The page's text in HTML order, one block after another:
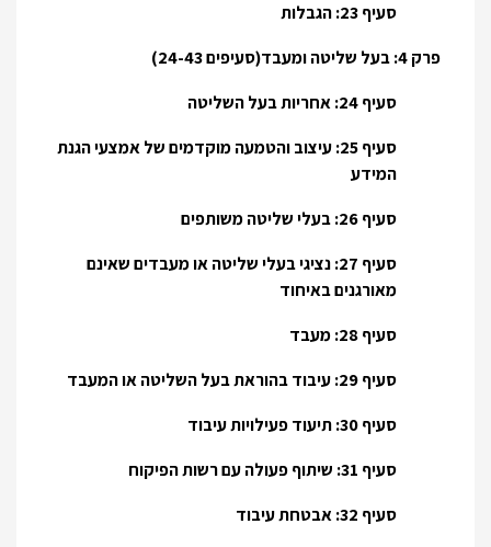
סעיף 23: הגבלות
פרק 4: בעל שליטה ומעבד(סעיפים 24-43)
סעיף 24: אחריות בעל השליטה
סעיף 25: עיצוב והטמעה מוקדמים של אמצעי הגנת
המידע
סעיף 26: בעלי שליטה משותפים
סעיף 27: נציגי בעלי שליטה או מעבדים שאינם
מאורגנים באיחוד
סעיף 28: מעבד
סעיף 29: עיבוד בהוראת בעל השליטה או המעבד
סעיף 30: תיעוד פעילויות עיבוד
סעיף 31: שיתוף פעולה עם רשות הפיקוח
סעיף 32: אבטחת עיבוד